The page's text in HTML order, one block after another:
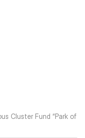
Cluster Fund “Park of